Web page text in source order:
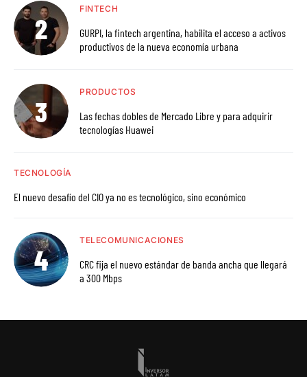
FINTECH
GURPI, la fintech argentina, habilita el acceso a activos
productivos de la nueva economía urbana
PRODUCTOS
Las fechas dobles de Mercado Libre y para adquirir
tecnologías Huawei
TECNOLOGÍA
El nuevo desafío del CIO ya no es tecnológico, sino económico
TELECOMUNICACIONES
CRC fija el nuevo estándar de banda ancha que llegará
a 300 Mbps